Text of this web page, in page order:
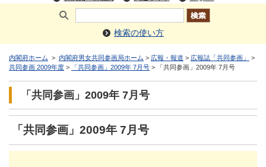
検索の使い方
内閣府ホーム > 内閣府男女共同参画局ホーム > 広報・報道 > 広報誌「共同参画」
>
共同参画 2009年度 > 「共同参画」2009年 7月号 > 「共同参画」2009年 7月号
「共同参画」2009年 7月号
「共同参画」2009年 7月号